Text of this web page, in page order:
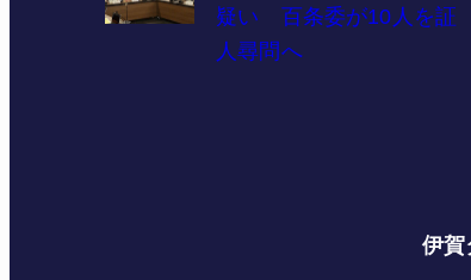
疑い 百条委が10人を証
人尋問へ
伊賀